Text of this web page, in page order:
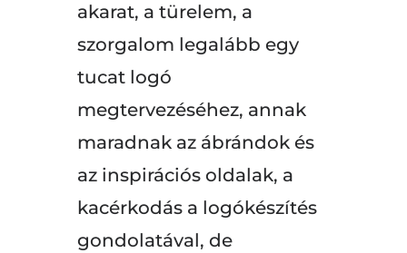
akarat, a türelem, a
szorgalom legalább egy
tucat logó
megtervezéséhez, annak
maradnak az ábrándok és
az inspirációs oldalak, a
kacérkodás a logókészítés
gondolatával, de